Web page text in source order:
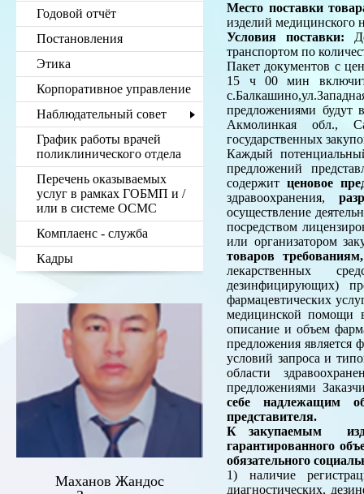
Годовой отчёт
Постановления
Этика
Корпоративное управление
Наблюдательный совет
График работы врачей
поликлинического отдела
Перечень оказываемых
услуг в рамках ГОБМП и /
или в системе ОСМС
Комплаенс - служба
Кадры
Маханов Жандос
Место поставки
изделий медицинского
Условия поставки:
транспортом по
Пакет документов с
15 ч 00 мин
предложениями будут
Акмолинкая обл.,
государственных
Каждый
предложений
содержитценовое
здравоохранения,
осуществление
посредством
или организатором
товаров
лекарственных
дезинфицирующих)
фармацевтических
медицинской помощи в
описание и объем
предложения является
условий запроса и
области
предложениями
себе надлежащим
представителя.
К закупаемым
гарантированного
обязательного
1) наличие
диагностических,